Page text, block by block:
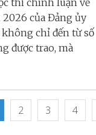
của Đảng ủy
chỉ đến từ số
được trao, mà
2 3 4